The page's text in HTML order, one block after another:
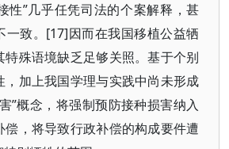
性”几乎任凭司法的个案解释，甚
一致。[17]因而在我国移植公益牺
特殊语境缺乏足够关照。基于个别
，加上我国学理与实践中尚未形成
”概念，将强制预防接种损害纳入
偿，将导致行政补偿的构成要件遭